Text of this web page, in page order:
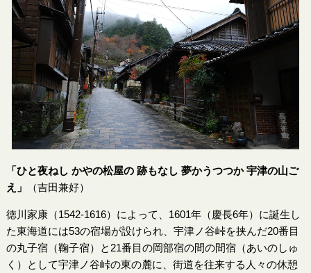
「ひと夜ねし かやの松屋の 跡もなし 夢かうつつか 宇津の山ご
え」
（吉田兼好）
徳川家康（1542-1616）によって、1601年（慶長6年）に誕生し
た東海道には53の宿場が設けられ、宇津ノ谷峠を挟んだ20番目
の丸子宿（鞠子宿）と21番目の岡部宿の間の間宿（あいのしゅ
く）として宇津ノ谷峠の東の麓に、街道を往来する人々の休憩